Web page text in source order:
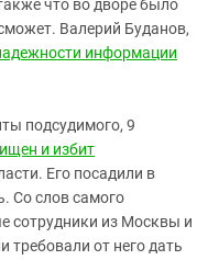
что во дворе было
Валерий Буданов,
информации
подсудимого, 9
и избит
Его посадили в
Со слов самого
сотрудники из Москвы и
требовали от него дать